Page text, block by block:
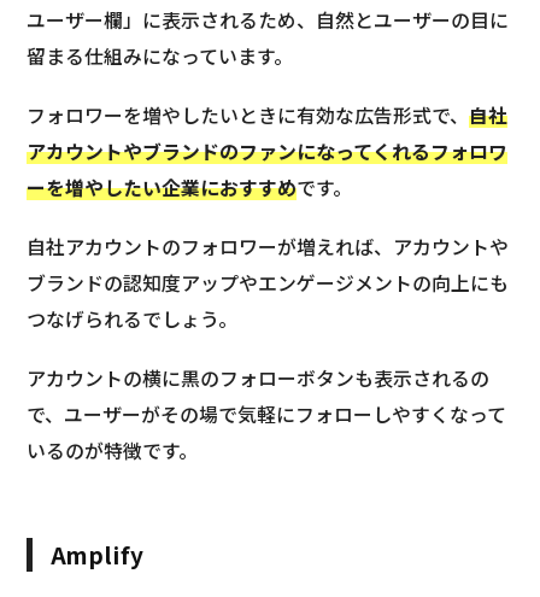
ユーザー欄」に表示されるため、自然とユーザーの目に
留まる仕組みになっています。
フォロワーを増やしたいときに有効な広告形式で、自社
アカウントやブランドのファンになってくれるフォロワ
ーを増やしたい企業におすすめです。
自社アカウントのフォロワーが増えれば、アカウントや
ブランドの認知度アップやエンゲージメントの向上にも
つなげられるでしょう。
アカウントの横に黒のフォローボタンも表示されるの
で、ユーザーがその場で気軽にフォローしやすくなって
いるのが特徴です。
Amplify